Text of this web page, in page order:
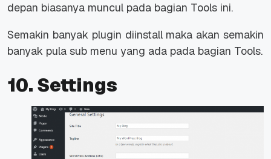
depan biasanya muncul pada bagian Tools ini.
Semakin banyak plugin diinstall maka akan semakin
banyak pula sub menu yang ada pada bagian Tools.
10. Settings